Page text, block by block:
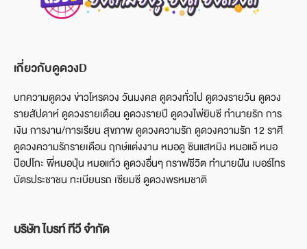
เกี่ยวกับดูดวงD
บทความดูดวง ข่าวโหรดวง วันมงคล ดูดวงทั่วไป ดูดวงรายวัน ดูดวง
รายสัปดาห์ ดูดวงรายเดือน ดูดวงรายปี ดูดวงไพ่ยิบซี ทำนายรัก การ
เงิน การงาน/การเรียน สุขภาพ ดูดวงความรัก ดูดวงความรัก 12 ราศี
ดูดวงความรักรายเดือน ฤกษ์แต่งงาน หมอดู ซินแสหมิง หมอแอ้ หมอ
ป๊อปโกะ พี่หมอปุ่น หมอแก้ว ดูดวงอื่นๆ กราฟชีวิต ทำนายฝัน เบอร์โทร
บัตรประชาชน ทะเบียนรถ เซียมซี ดูดวงพรหมชาติ
บริษัท ไบรท์ ทีวี จำกัด